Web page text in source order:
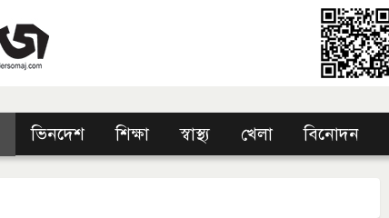
ভিনদেশ শিক্ষা স্বাস্থ্য খেলা বিনোদন